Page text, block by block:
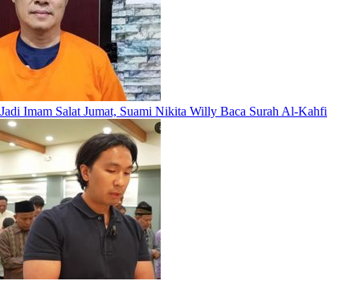
Jadi Imam Salat Jumat, Suami Nikita Willy Baca Surah Al-Kahfi